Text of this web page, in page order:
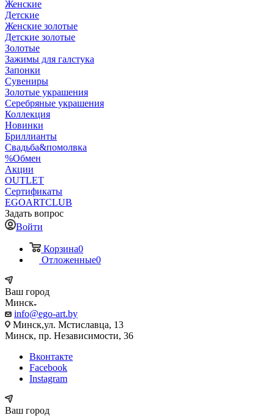
Женские
Детские
Женские золотые
Детские золотые
Золотые
Зажимы для галстука
Запонки
Сувениры
Золотые украшения
Серебряные украшения
Коллекция
Новинки
Бриллианты
Свадьба&помолвка
%Обмен
Акции
OUTLET
Сертификаты
EGOARTCLUB
Задать вопрос
Войти
Корзина0
Отложенные0
Ваш город
Минск
info@ego-art.by
Минск,ул. Мстиславца, 13
Минск, пр. Независимости, 36
Вконтакте
Facebook
Instagram
Ваш город